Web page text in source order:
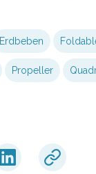
Erdbeben
Propeller